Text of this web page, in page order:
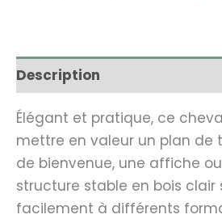
Description
Élégant et pratique, ce
mettre en valeur un plan de
de bienvenue, une affiche
structure stable en bois clair
facilement à différents